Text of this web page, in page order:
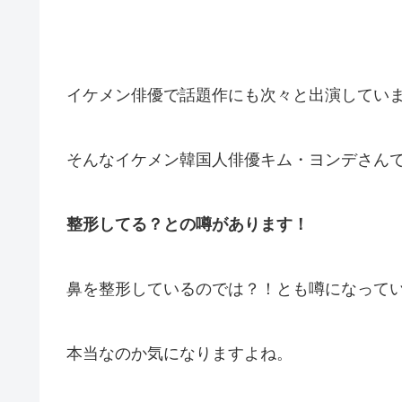
イケメン俳優で話題作にも次々と出演していま
そんなイケメン韓国人俳優キム・ヨンデさんで
整形してる？との噂があります！
鼻を整形しているのでは？！とも噂になってい
本当なのか気になりますよね。